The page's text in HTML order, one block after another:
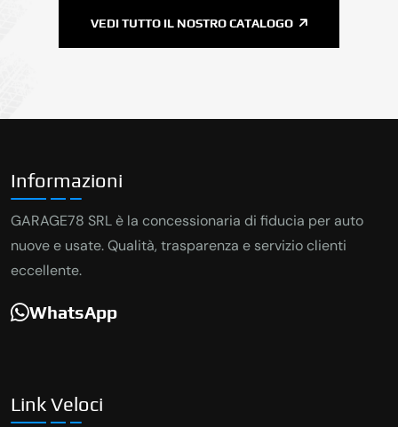
VEDI TUTTO IL NOSTRO CATALOGO
Informazioni
GARAGE78 SRL è la concessionaria di fiducia per auto
nuove e usate. Qualità, trasparenza e servizio clienti
eccellente.
WhatsApp
Link Veloci